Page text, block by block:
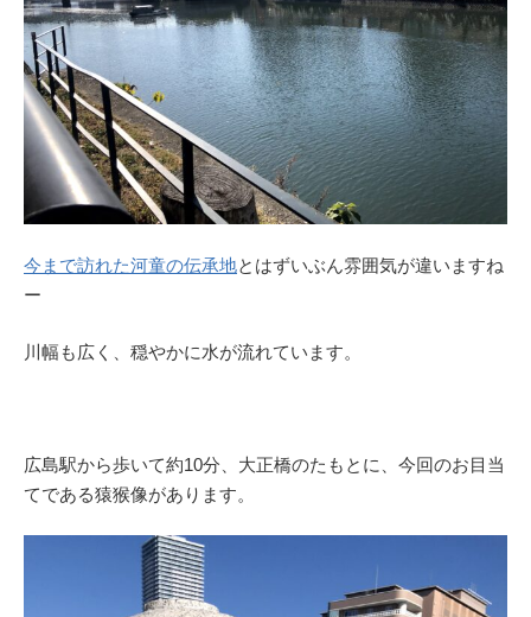
今まで訪れた河童の伝承地とはずいぶん雰囲気が違いますね
ー
川幅も広く、穏やかに水が流れています。
広島駅から歩いて約10分、大正橋のたもとに、今回のお目当
てである猿猴像があります。